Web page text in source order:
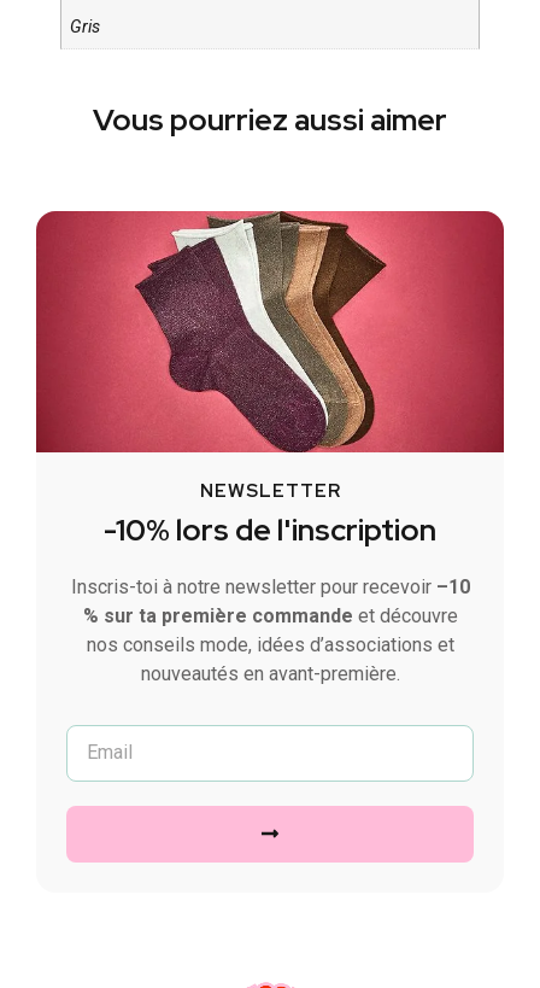
Gris
Vous pourriez aussi aimer
NEWSLETTER
-10% lors de l'inscription
Inscris-toi à notre newsletter pour recevoir –10
% sur ta première commande et découvre
nos conseils mode, idées d’associations et
nouveautés en avant-première.